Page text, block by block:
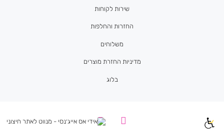
שירות לקוחות
החזרות והחלפות
משלוחים
מדיניות החזרת מוצרים
בלוג